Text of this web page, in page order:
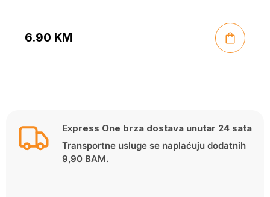
6.90 KM
Express One brza dostava unutar 24 sata
Transportne usluge se naplaćuju dodatnih
9,90 BAM.